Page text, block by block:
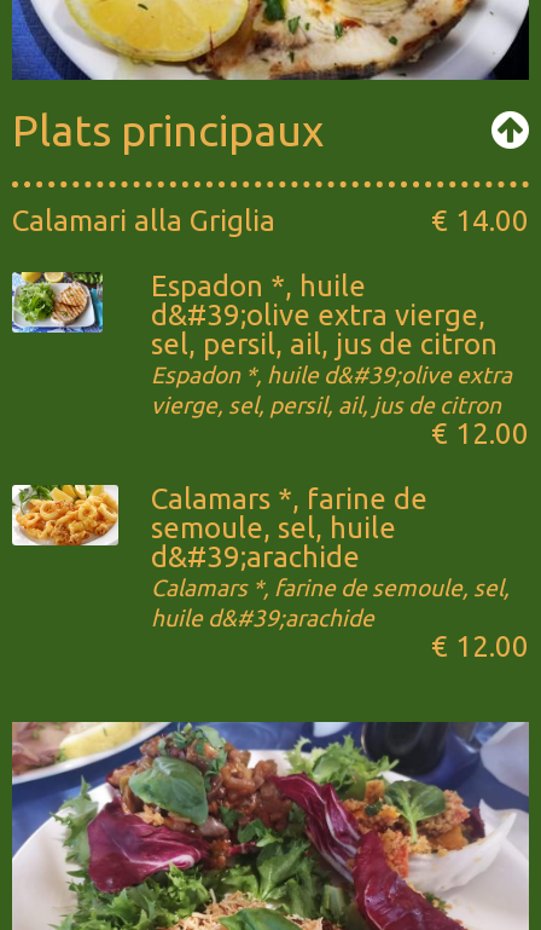
Plats principaux
Calamari alla Griglia
€ 14.00
Espadon *, huile
d&#39;olive extra vierge,
sel, persil, ail, jus de citron
Espadon *, huile d&#39;olive extra
vierge, sel, persil, ail, jus de citron
€ 12.00
Calamars *, farine de
semoule, sel, huile
d&#39;arachide
Calamars *, farine de semoule, sel,
huile d&#39;arachide
€ 12.00